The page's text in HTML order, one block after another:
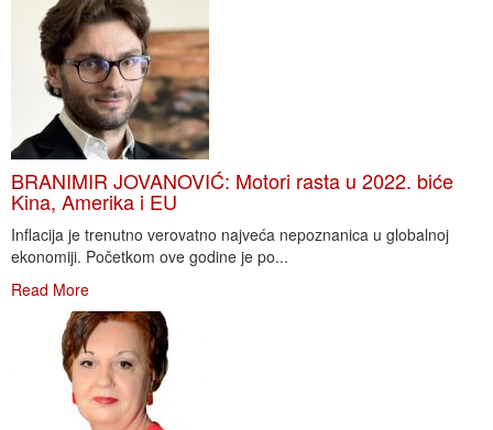
BRANIMIR JOVANOVIĆ: Motori rasta u 2022. biće
Kina, Amerika i EU
Inflacija je trenutno verovatno najveća nepoznanica u globalnoj
ekonomiji. Početkom ove godine je po...
Read More